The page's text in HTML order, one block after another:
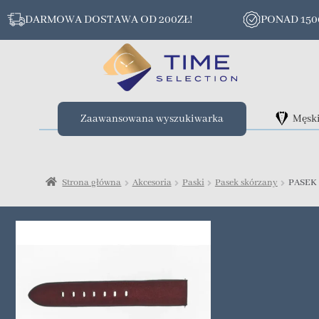
DARMOWA DOSTAWA OD 200ZŁ! PONAD
Zaawansowana wyszukiwarka
Strona główna Akcesoria Paski Pasek skórzany